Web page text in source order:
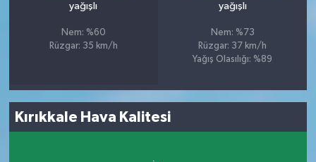
yağışlı
Nem: %60
Rüzgar: 35 km/h
yağışlı
Nem: %73
Rüzgar: 37 km/h
Yağış Olasılığı: %89
Kırıkkale Hava Kalitesi